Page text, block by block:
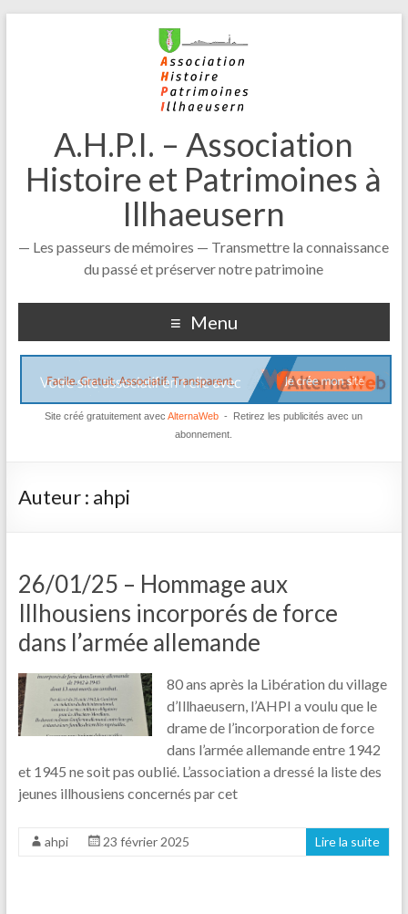
A.H.P.I. – Association
Histoire et Patrimoines à
Illhaeusern
— Les passeurs de mémoires — Transmettre la connaissance
du passé et préserver notre patrimoine
Menu
Site créé gratuitement avecAlternaWeb - Retirez les publicités avec un
abonnement.
Auteur : ahpi
26/01/25 – Hommage aux
Illhousiens incorporés de force
dans l’armée allemande
80 ans après la Libération du village
d’Illhaeusern, l’AHPI a voulu que le
drame de l’incorporation de force
dans l’armée allemande entre 1942
et 1945 ne soit pas oublié. L’association a dressé la liste des
jeunes illhousiens concernés par cet
ahpi 23 février 2025 Lire la suite